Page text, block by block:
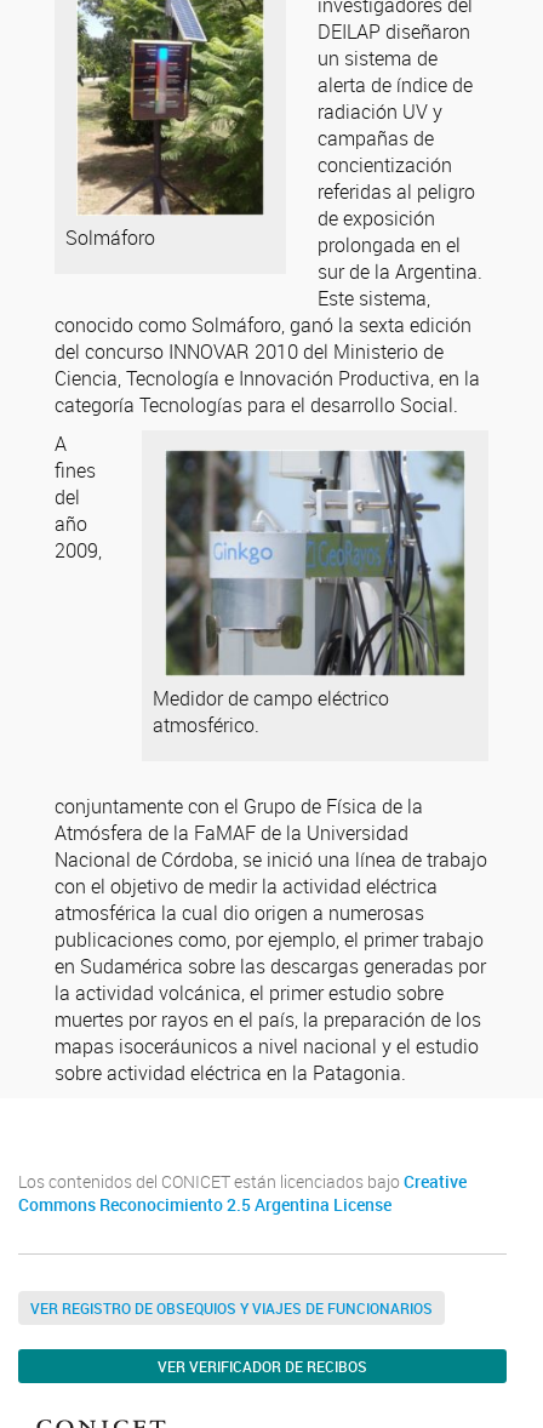
Solmáforo
DEILAP diseñaron
un sistema de
alerta de índice de
radiación UV y
campañas de
concientización
referidas al peligro
de exposición
prolongada en el
sur de la Argentina.
Este sistema,
conocido como Solmáforo, ganó la sexta edición
del concurso INNOVAR 2010 del Ministerio de
Ciencia, Tecnología e Innovación Productiva, en la
categoría Tecnologías para el desarrollo Social.
Medidor de campo eléctrico
atmosférico.
A
fines
del
año
2009,
conjuntamente con el Grupo de Física de la
Atmósfera de la FaMAF de la Universidad
Nacional de Córdoba, se inició una línea de trabajo
con el objetivo de medir la actividad eléctrica
atmosférica la cual dio origen a numerosas
publicaciones como, por ejemplo, el primer trabajo
en Sudamérica sobre las descargas generadas por
la actividad volcánica, el primer estudio sobre
muertes por rayos en el país, la preparación de los
mapas isoceráunicos a nivel nacional y el estudio
sobre actividad eléctrica en la Patagonia.
Los contenidos del CONICET están licenciados bajo Creative
Commons Reconocimiento 2.5 Argentina License
VER REGISTRO DE OBSEQUIOS Y VIAJES DE FUNCIONARIOS
VER VERIFICADOR DE RECIBOS